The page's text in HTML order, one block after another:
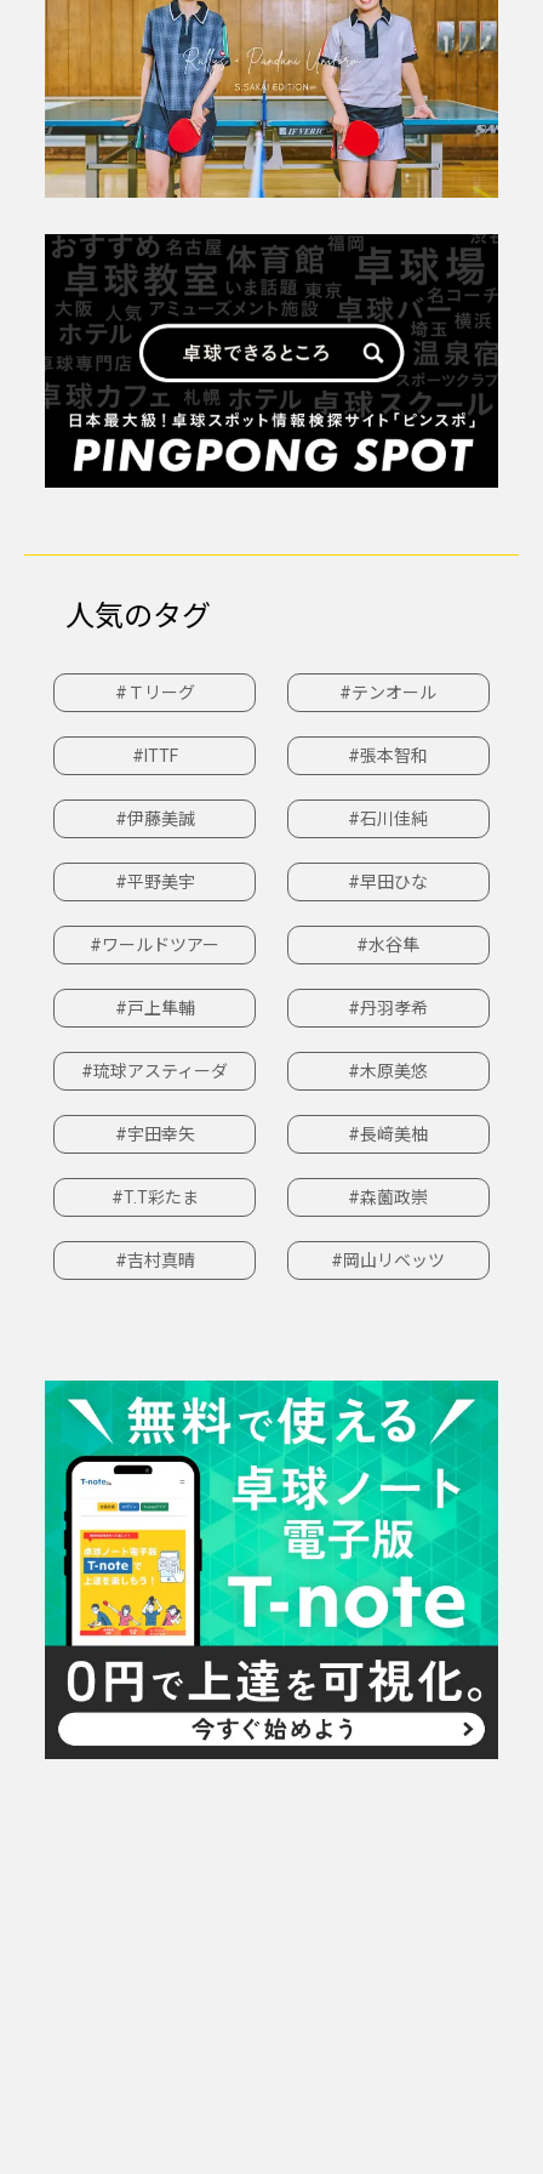
人気のタグ
#Ｔリーグ #テンオール
#ITTF #張本智和
#伊藤美誠 #石川佳純
#平野美宇 #早田ひな
#ワールドツアー #水谷隼
#戸上隼輔 #丹羽孝希
#琉球アスティーダ #木原美悠
#宇田幸矢 #長﨑美柚
#T.T彩たま #森薗政崇
#吉村真晴 #岡山リベッツ